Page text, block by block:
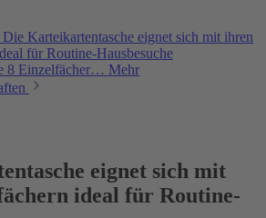
Die Karteikartentasche eignet sich mit ihren
für Routine-Hausbesuche
8 Einzelfächer… Mehr
eignet sich mit
ideal für Routine-